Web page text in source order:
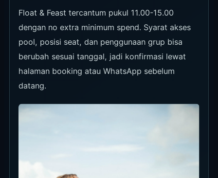
Float & Feast tercantum pukul 11.00-15.00
dengan no extra minimum spend. Syarat akses
pool, posisi seat, dan penggunaan grup bisa
berubah sesuai tanggal, jadi konfirmasi lewat
halaman booking atau WhatsApp sebelum
datang.